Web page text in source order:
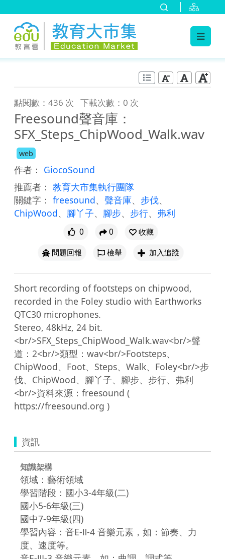
點閱數：436 次 下載次數：0 次
Freesound聲音庫：
SFX_Steps_ChipWood_Walk.wav
web
作者： GiocoSound
推薦者： 教育大市集執行團隊
關鍵字： freesound、 聲音庫、 步伐、
ChipWood、 腳丫子、 腳步、 步行、 弗利
0 0
收藏
問題回報
檢舉 加入追蹤
Short recording of footsteps on chipwood,
recorded in the Foley studio with Earthworks
QTC30 microphones.
Stereo, 48kHz, 24 bit.
<br/>SFX_Steps_ChipWood_Walk.wav<br/>聲
道：2<br/>類型：wav<br/>Footsteps、
ChipWood、Foot、Steps、Walk、Foley<br/>步
伐、ChipWood、腳丫子、腳步、步行、弗利
<br/>資料來源：freesound (
資訊
知識架構
領域：藝術領域
學習階段：國小3-4年級(二)
國小5-6年級(三)
國中7-9年級(四)
學習內容：音E-Ⅱ-4 音樂元素，如：節奏、力
度、速度等。